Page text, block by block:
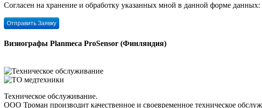
Согласен на хранение и обработку указанных мной в данной форме данных:
Визиографы Planmeca ProSensor (Финляндия)
Техническое обслуживание.
ООО Троман производит качественное и своевременное техническое